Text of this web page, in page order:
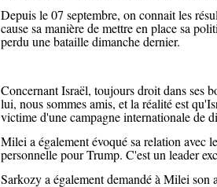
Depuis le 07 septembre, on connait les
cause sa manière de mettre en place sa
perdu une bataille dimanche dernier.
Concernant Israël, toujours droit dans ses
lui, nous sommes amis, et la réalité est
victime d'une campagne internationale de
Milei a également évoqué sa relation avec
personnelle pour Trump. C'est un leader
Sarkozy a également demandé à Milei